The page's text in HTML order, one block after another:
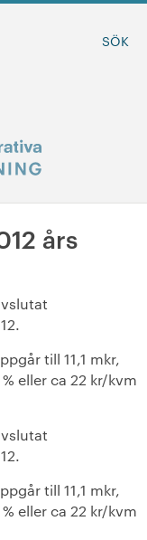
SÖK
+
års
till 11,1 mkr,
eller ca 22 kr/kvm
till 11,1 mkr,
eller ca 22 kr/kvm